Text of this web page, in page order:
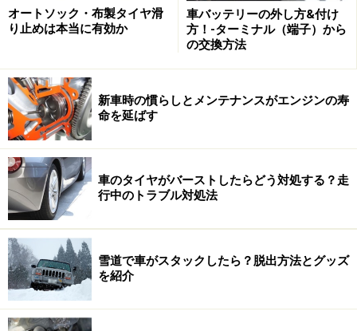
しかし、事故で気が動転してしまい、映像を保存するの
を忘れてしまうということも考えられます。
そこで便利なのが、衝撃時や加速時など、前後の映像を
自動的に録画・保存してくれるセンサーの付いたドライ
ブレコーダーです。
万が一のことがないように、衝撃時や加速時など、前後
オートソック・布製タイヤ滑
り止めは本当に有効か
車バッテリーの外し方&付け
方！-ターミナル（端子）から
の交換方法
新車時の慣らしとメンテナンスがエンジンの寿
命を延ばす
車のタイヤがバーストしたらどう対処する？走
行中のトラブル対処法
雪道で車がスタックしたら？脱出方法とグッズ
を紹介